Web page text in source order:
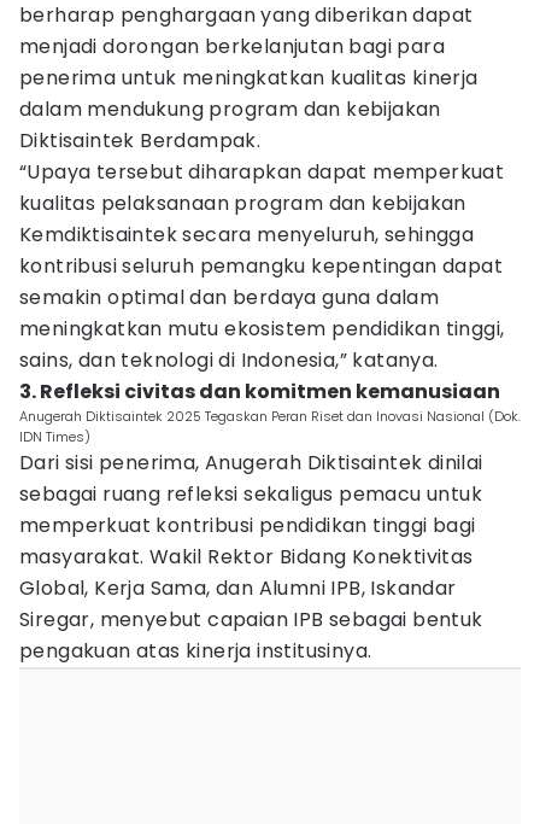
berharap penghargaan yang diberikan dapat
menjadi dorongan berkelanjutan bagi para
penerima untuk meningkatkan kualitas kinerja
dalam mendukung program dan kebijakan
Diktisaintek Berdampak.
“Upaya tersebut diharapkan dapat memperkuat
kualitas pelaksanaan program dan kebijakan
Kemdiktisaintek secara menyeluruh, sehingga
kontribusi seluruh pemangku kepentingan dapat
semakin optimal dan berdaya guna dalam
meningkatkan mutu ekosistem pendidikan tinggi,
sains, dan teknologi di Indonesia,” katanya.
3. Refleksi civitas dan komitmen kemanusiaan
Anugerah Diktisaintek 2025 Tegaskan Peran Riset dan Inovasi Nasional (Dok.
IDN Times)
Dari sisi penerima, Anugerah Diktisaintek dinilai
sebagai ruang refleksi sekaligus pemacu untuk
memperkuat kontribusi pendidikan tinggi bagi
masyarakat. Wakil Rektor Bidang Konektivitas
Global, Kerja Sama, dan Alumni IPB, Iskandar
Siregar, menyebut capaian IPB sebagai bentuk
pengakuan atas kinerja institusinya.